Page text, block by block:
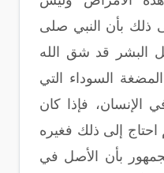
ذلك بأن النبي صلى
البشر قد شق الله
السوداء التي
فإذا كان
احتاج إلى ذلك فغيره
بأن الأصل في